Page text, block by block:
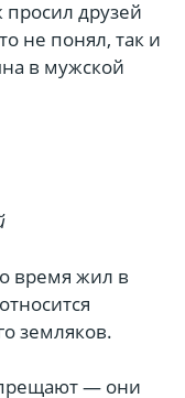
друзей
не понял, так и
в мужской
время жил в
земляков.
— они